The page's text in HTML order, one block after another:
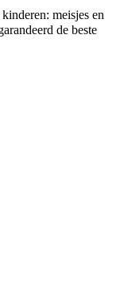
meisjes en
de beste